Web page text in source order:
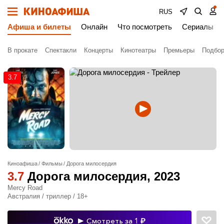
RUS
Афиша и билеты Онлайн Что посмотреть Сериалы
В прокате Спектакли Концерты Кинотеатры Премьеры
3.7
Киноафиша Фильмы Дорога милосердия
3.7 Дорога милосердия, 2023
Mercy Road
Австралия / триллер / 18+
Смотреть за 1